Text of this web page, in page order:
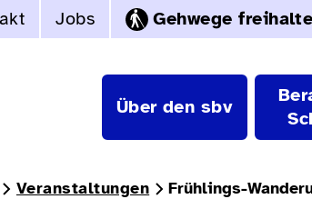
Jobs Gehwege
Über den sbv
Veranstaltungen Frühlings-